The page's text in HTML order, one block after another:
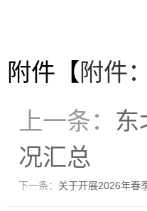
附件【 附件
上一条： 东
况汇总
下一条： 关于开展2026年春